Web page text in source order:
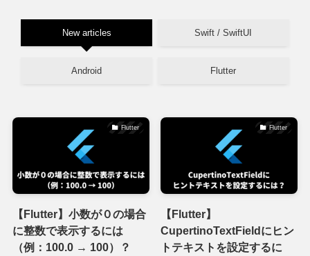
New articles Swift / SwiftUI
Android Flutter
Flutter
【Flutter】小数が０の場合
に整数で表示するには
（例：100.0 → 100）？
Flutter
【Flutter】
CupertinoTextFieldにヒン
トテキストを設定するに